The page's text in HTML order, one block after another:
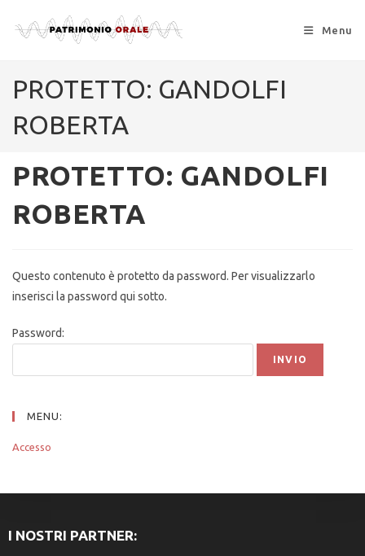
Menu
PROTETTO: GANDOLFI
ROBERTA
PROTETTO: GANDOLFI
ROBERTA
Questo contenuto è protetto da password. Per visualizzarlo
inserisci la password qui sotto.
Password:
MENU:
Accesso
I NOSTRI PARTNER: